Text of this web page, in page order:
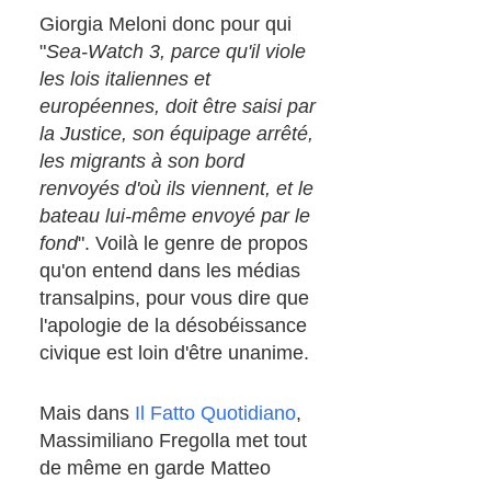
Giorgia Meloni donc pour qui
"Sea-Watch 3, parce qu'il viole
les lois italiennes et
européennes, doit être saisi par
la Justice, son équipage arrêté,
les migrants à son bord
renvoyés d'où ils viennent, et le
bateau lui-même envoyé par le
fond". Voilà le genre de propos
qu'on entend dans les médias
transalpins, pour vous dire que
l'apologie de la désobéissance
civique est loin d'être unanime.
Mais dans Il Fatto Quotidiano,
Massimiliano Fregolla met tout
de même en garde Matteo